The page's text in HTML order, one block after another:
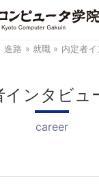
進路 » 就職 » 内定者
インタビュ
career